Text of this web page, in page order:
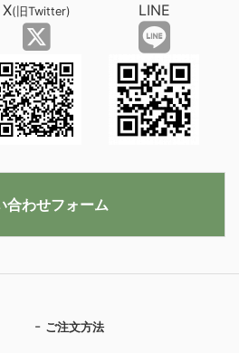
ご注文方法
X(旧Twitter) LINE
合わせフォーム